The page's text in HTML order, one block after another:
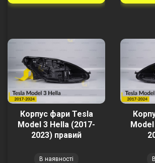
Корпус фари Tesla
Model 3 Hella (2017-
2023) правий
В наявності